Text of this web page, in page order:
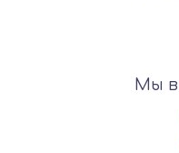
Мы в